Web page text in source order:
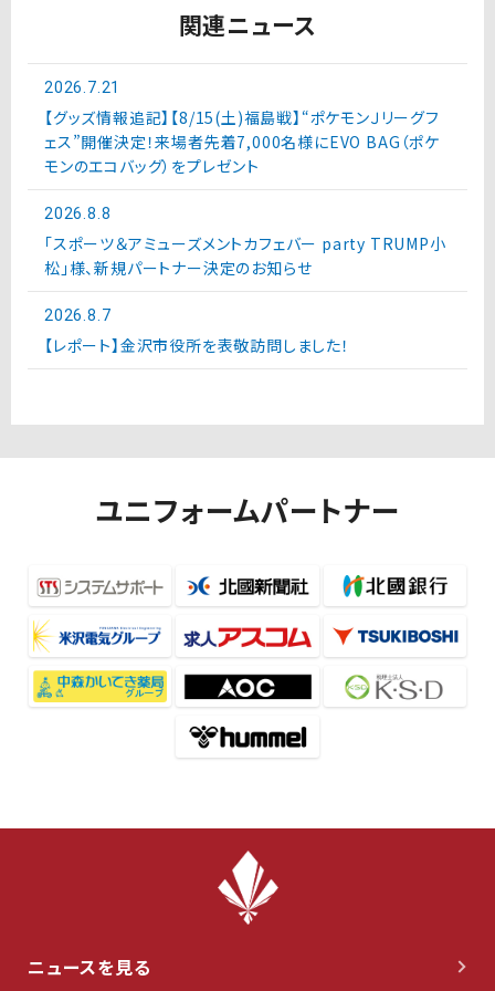
関連ニュース
2026.7.21
【グッズ情報追記】【8/15(土)福島戦】“ポケモンＪリーグフ
ェス”開催決定！来場者先着7,000名様にEVO BAG（ポケ
モンのエコバッグ）をプレゼント
2026.8.8
「スポーツ＆アミューズメントカフェバー party TRUMP小
松」様、新規パートナー決定のお知らせ
2026.8.7
【レポート】金沢市役所を表敬訪問しました！
ユニフォームパートナー
ニュースを見る